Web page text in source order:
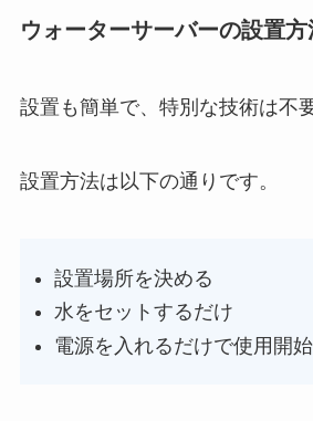
ウォーターサーバーの設置方
設置も簡単で、特別な技術は不
設置方法は以下の通りです。
設置場所を決める
水をセットするだけ
電源を入れるだけで使用開始